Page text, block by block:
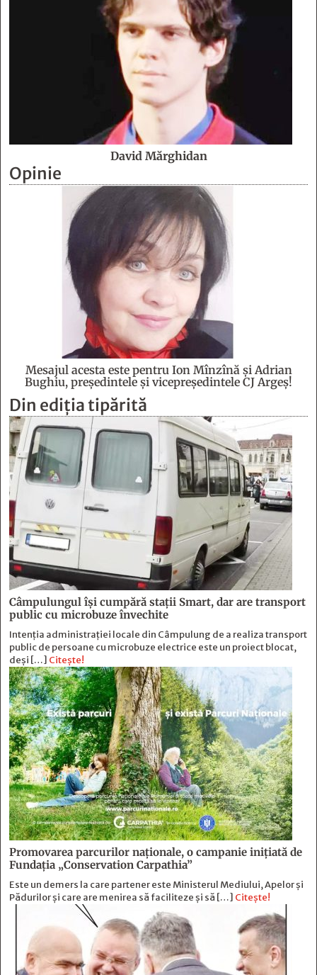
David Mărghidan
Opinie
Mesajul acesta este pentru Ion Mînzînă şi Adrian
Bughiu, preşedintele şi vicepreşedintele CJ Argeş!
Din ediția tipărită
Câmpulungul îşi cumpără staţii Smart, dar are transport
public cu microbuze învechite
Intenția administrației locale din Câmpulung de a realiza transport
public de persoane cu microbuze electrice este un proiect blocat,
deși […] Citește!
Promovarea parcurilor naționale, o campanie inițiată de
Fundația „Conservation Carpathia”
Este un demers la care partener este Ministerul Mediului, Apelor și
Pădurilor și care are menirea să faciliteze și să […] Citește!